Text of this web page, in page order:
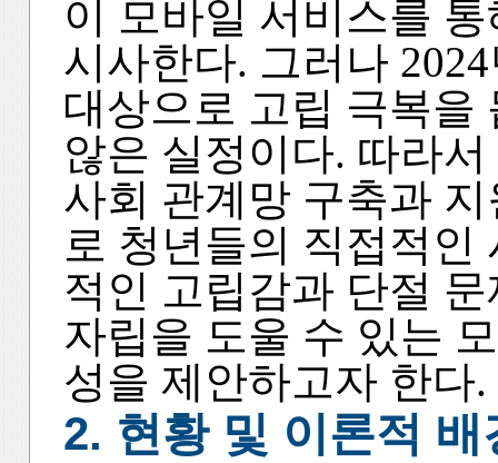
이 모바일 서비스를
시사한다. 그러나
대상으로 고립 극복을
않은 실정이다. 따라
사회 관계망 구축과
로 청년들의 직접적인
적인 고립감과 단절
자립을 도울 수 있는
성을 제안하고자 한다.
2. 현황 및 이론적 배